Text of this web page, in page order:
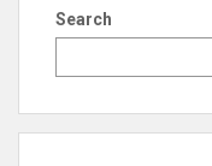
Search